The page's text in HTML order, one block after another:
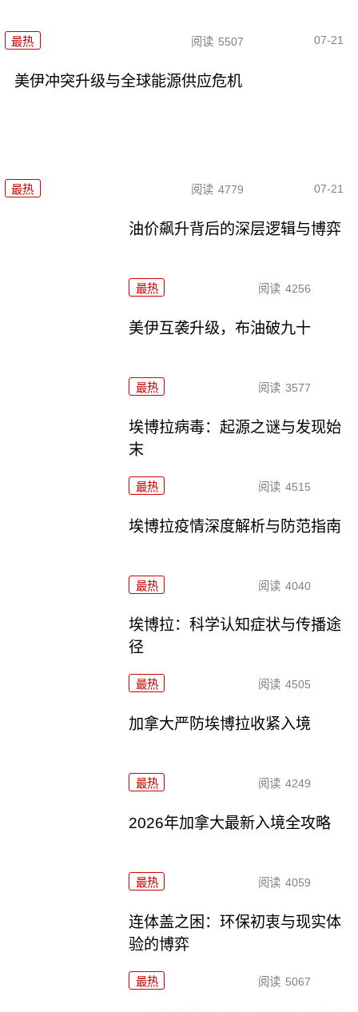
最热 阅读 5507 07-21
美伊冲突升级与全球能源供应危机
最热 阅读 4779 07-21
油价飙升背后的深层逻辑与博弈
最热 阅读 4256
美伊互袭升级，布油破九十
最热 阅读 3577
埃博拉病毒：起源之谜与发现始
末
最热 阅读 4515
埃博拉疫情深度解析与防范指南
最热 阅读 4040
埃博拉：科学认知症状与传播途
径
最热 阅读 4505
加拿大严防埃博拉收紧入境
最热 阅读 4249
2026年加拿大最新入境全攻略
最热 阅读 4059
连体盖之困：环保初衷与现实体
验的博弈
最热 阅读 5067